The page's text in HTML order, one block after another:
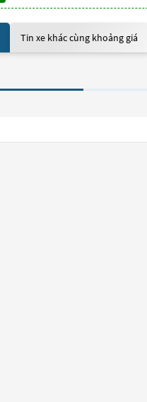
Tin xe khác cùng khoảng giá